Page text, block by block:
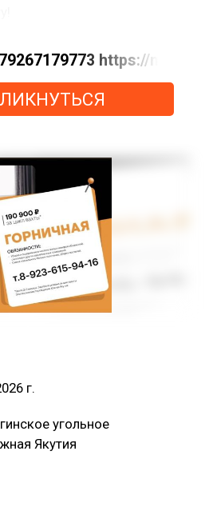
https://max.ru/
г.
угольное
Якутия